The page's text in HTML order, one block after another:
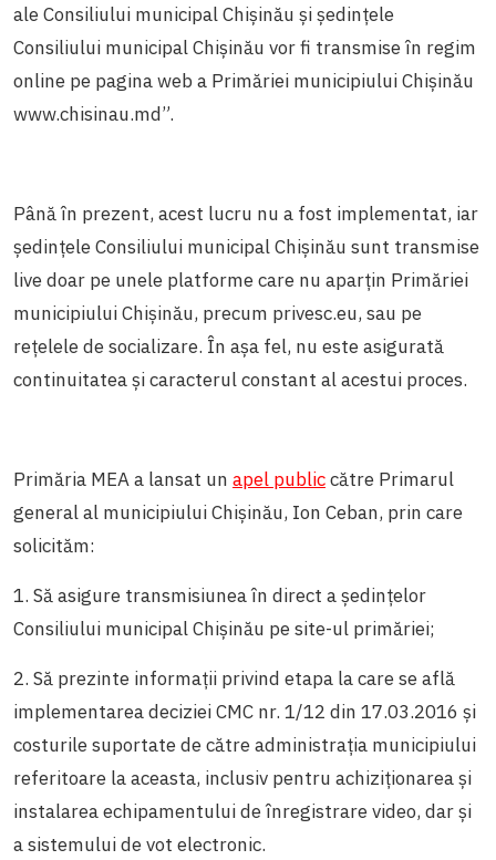
ale Consiliului municipal Chișinău și ședințele
Consiliului municipal Chișinău vor fi transmise în regim
online pe pagina web a Primăriei municipiului Chișinău
www.chisinau.md”.
Până în prezent, acest lucru nu a fost implementat, iar
ședințele Consiliului municipal Chișinău sunt transmise
live doar pe unele platforme care nu aparțin Primăriei
municipiului Chișinău, precum privesc.eu, sau pe
rețelele de socializare. În așa fel, nu este asigurată
continuitatea și caracterul constant al acestui proces.
Primăria MEA a lansat un apel publiccătre Primarul
general al municipiului Chișinău, Ion Ceban, prin care
solicităm:
1. Să asigure transmisiunea în direct a ședințelor
Consiliului municipal Chișinău pe site-ul primăriei;
2. Să prezinte informații privind etapa la care se află
implementarea deciziei CMC nr. 1/12 din 17.03.2016 și
costurile suportate de către administrația municipiului
referitoare la aceasta, inclusiv pentru achiziționarea și
instalarea echipamentului de înregistrare video, dar și
a sistemului de vot electronic.